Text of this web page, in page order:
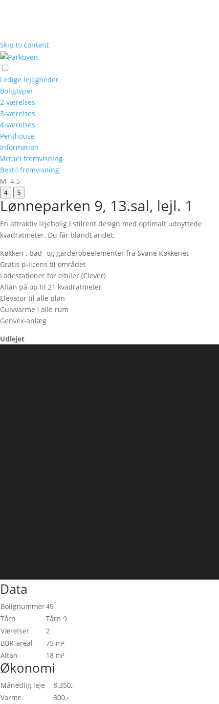
Skip to content
Ledige lejligheder
Boligtyper
2-værelses
3-værelses
4-værelses
Penthouse
Information
Virtuel fremvisning
Bestil fremvisning
M 4 5
4 5
Lønneparken 9, 13.sal, lejl. 1
En attraktiv lejebolig i stilrent design med optimalt udnyttede
kvadratmeter. Du får blandt andet:
Køkken-, bad- og garderobeelementer fra Svane Køkkenet
Gratis p-licens til området
Ladestationer for elbiler (Clever)
Altan på op til 21 kvadratmeter
Elevator til alle plan
Gulvvarme i alle rum
Genvex-anlæg
Udlejet
Data
Bolignummer49
Tårn
Tårn 9
Værelser
2
BBR-areal
75 m²
Altan
18 m²
Økonomi
Månedlig leje
8.350,-
Varme
300,-